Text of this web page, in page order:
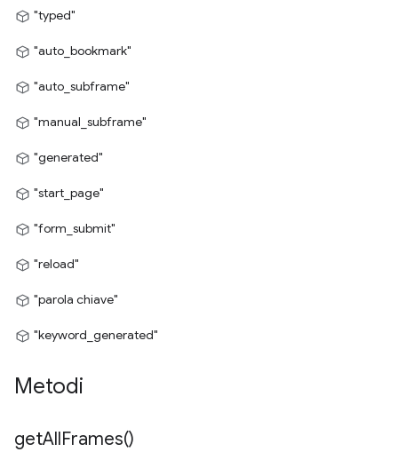
"typed"
"auto_bookmark"
"auto_subframe"
"manual_subframe"
"generated"
"start_page"
"form_submit"
"reload"
"parola chiave"
"keyword_generated"
Metodi
getAllFrames()